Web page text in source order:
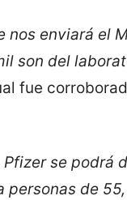
nos enviará el
son del
fue
Pfizer se podrá
personas de